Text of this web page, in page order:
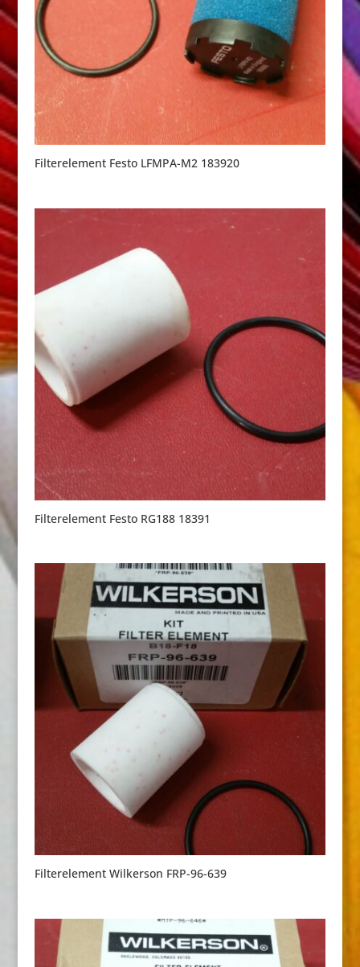
Filterelement Festo LFMPA-M2 183920
Filterelement Festo RG188 18391
Filterelement Wilkerson FRP-96-639